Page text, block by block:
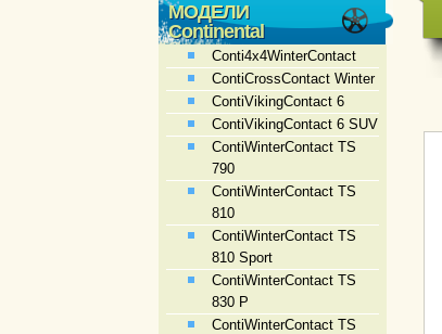
МОДЕЛИ
Continental
Conti4x4WinterContact
ContiCrossContact Winter
ContiVikingContact 6
ContiVikingContact 6 SUV
ContiWinterContact TS
790
ContiWinterContact TS
810
ContiWinterContact TS
810 Sport
ContiWinterContact TS
830 P
ContiWinterContact TS